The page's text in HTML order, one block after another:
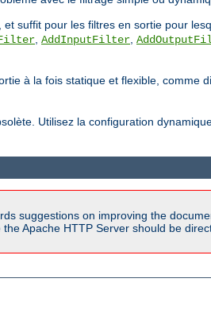
suffit pour les filtres en sortie pour
AddInputFilter
à la fois statique et flexible, comme
Utilisez la configuration
suggestions on improving the
Apache HTTP Server should be